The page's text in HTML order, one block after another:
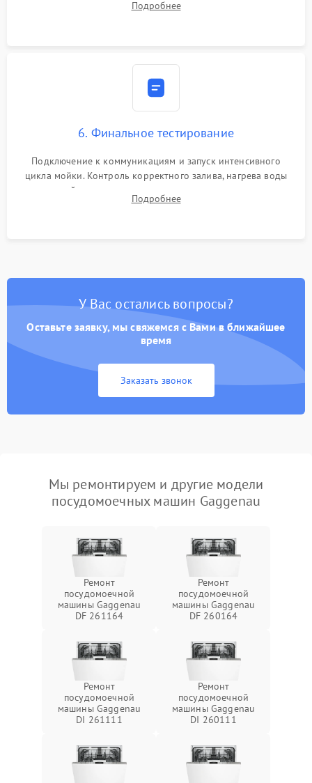
сборка корпуса и установка датчика поплавка.
Подробнее
6. Финальное тестирование
Подключение к коммуникациям и запуск интенсивного
цикла мойки. Контроль корректного залива, нагрева воды
до нужной температуры, отсутствия посторонних шумов,
штатного слива и абсолютной сухости в поддоне.
Подробнее
У Вас остались вопросы?
Оставьте заявку, мы свяжемся с Вами в ближайшее
время
Заказать звонок
Мы ремонтируем и другие модели
посудомоечных машин Gaggenau
Ремонт
посудомоечной
машины Gaggenau
DF 261164
Ремонт
посудомоечной
машины Gaggenau
DF 260164
Ремонт
посудомоечной
машины Gaggenau
DI 261111
Ремонт
посудомоечной
машины Gaggenau
DI 260111